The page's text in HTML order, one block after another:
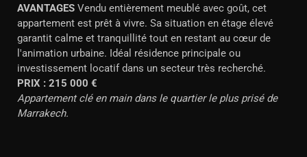
AVANTAGES Vendu entièrement meublé avec goût, cet
appartement est prêt à vivre. Sa situation en étage élevé
garantit calme et tranquillité tout en restant au cœur de
l'animation urbaine. Idéal résidence principale ou
investissement locatif dans un secteur très recherché.
PRIX : 215 000 €
Appartement clé en main dans le quartier le plus prisé de
Marrakech.